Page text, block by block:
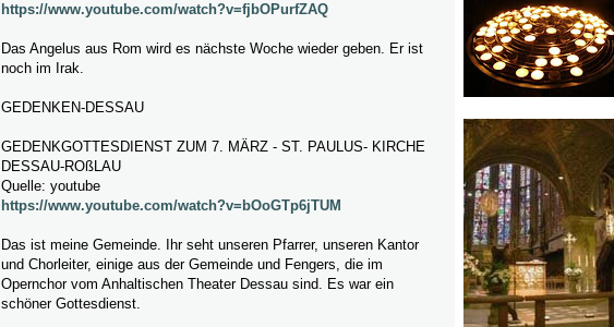
https://www.youtube.com/watch?v=fjbOPurfZAQ
Das Angelus aus Rom wird es nächste Woche wieder geben. Er ist
noch im Irak.
GEDENKEN-DESSAU
GEDENKGOTTESDIENST ZUM 7. MÄRZ - ST. PAULUS- KIRCHE
DESSAU-ROßLAU
Quelle: youtube
https://www.youtube.com/watch?v=bOoGTp6jTUM
Das ist meine Gemeinde. Ihr seht unseren Pfarrer, unseren Kantor
und Chorleiter, einige aus der Gemeinde und Fengers, die im
Opernchor vom Anhaltischen Theater Dessau sind. Es war ein
schöner Gottesdienst.